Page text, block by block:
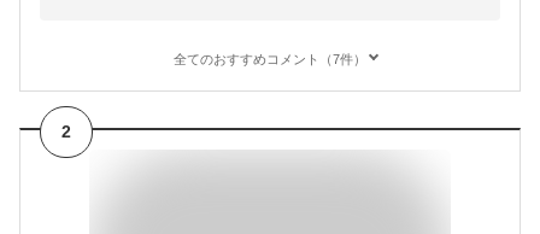
全てのおすすめコメント（7件）
2